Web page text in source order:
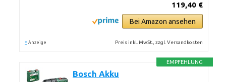
119,40 €
Bei Amazon ansehen
* Anzeige Preis inkl. MwSt., zzgl. Versandkosten
EMPFEHLUNG
Bosch Akku